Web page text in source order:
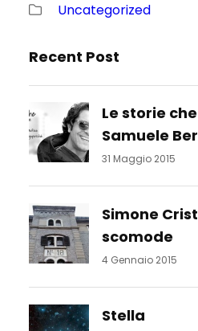
Uncategorized
Recent Post
Le storie
Samuele
31 Maggio 2015
Simone
scomode
4 Gennaio 2015
Stella